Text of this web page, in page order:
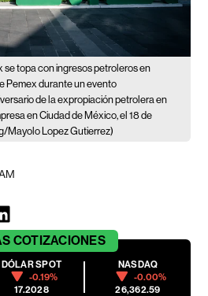
se topa con ingresos petroleros en
Pemex durante un evento
de la expropiación petrolera en
en Ciudad de México, el 18 de
Mayolo Lopez Gutierrez)
COTIZACIONES
DÓLAR SPOT
-0.19%
17.2028
NASDAQ
-0.00%
26,362.59